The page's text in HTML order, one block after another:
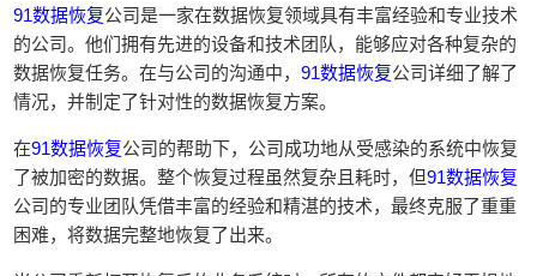
91数据恢复公司是一家在数据恢复领域具有丰富经验和专业技术
的公司。他们拥有先进的设备和技术团队，能够应对各种复杂的
数据恢复任务。在与公司的沟通中，91数据恢复公司详细了解了
情况，并制定了针对性的数据恢复方案。
在91数据恢复公司的帮助下，公司成功地从受感染的系统中恢复
了被加密的数据。整个恢复过程虽然复杂且耗时，但91数据恢复
公司的专业团队凭借丰富的经验和精湛的技术，最终克服了重重
困难，将数据完整地恢复了出来。